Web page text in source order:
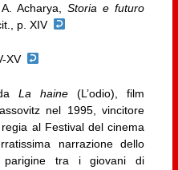
A. Acharya,Storia e futuro
p. XIV
XV
daLa haine (L’odio), film
nel 1995, vincitore
al Festival del cinema
narrazione dello
parigine tra i giovani di